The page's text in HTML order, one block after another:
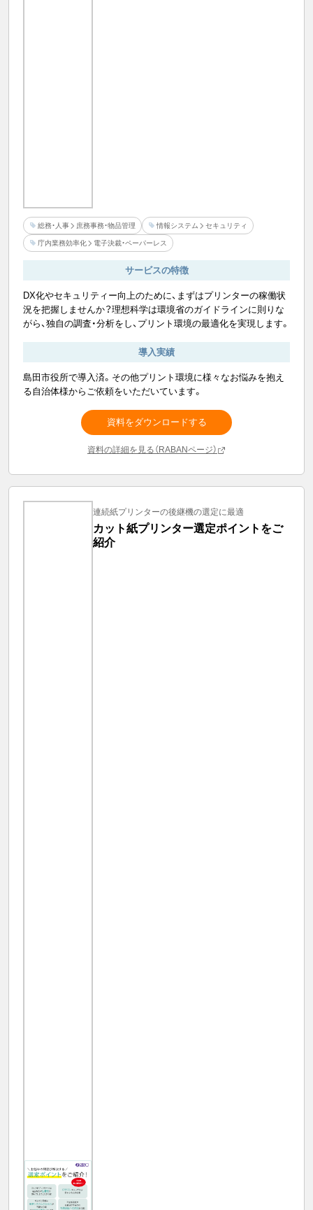
総務・人事 庶務事務・物品管理 情報システム セキュリティ
庁内業務効率化 電子決裁・ペーパーレス
サービスの特徴
DX化やセキュリティー向上のために、まずはプリンターの稼働状
況を把握しませんか？理想科学は環境省のガイドラインに則りな
がら、独自の調査・分析をし、プリント環境の最適化を実現します。
導入実績
島田市役所で導入済。その他プリント環境に様々なお悩みを抱え
る自治体様からご依頼をいただいています。
資料をダウンロードする
資料の詳細を見る（RABANページ）
連続紙プリンターの後継機の選定に最適
カット紙プリンター選定ポイントをご
紹介